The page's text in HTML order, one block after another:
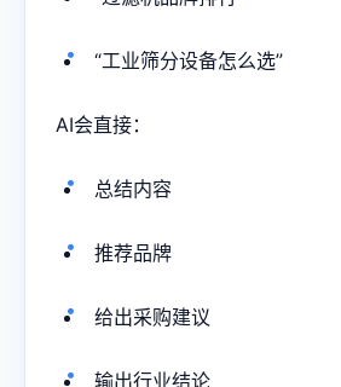
“工业筛分设备怎么选”
AI会直接：
总结内容
推荐品牌
给出采购建议
输出行业结论